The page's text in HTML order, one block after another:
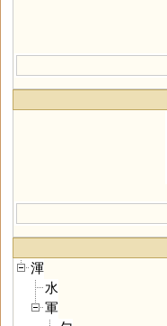
渾
水
軍